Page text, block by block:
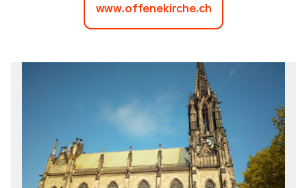
www.offenekirche.ch